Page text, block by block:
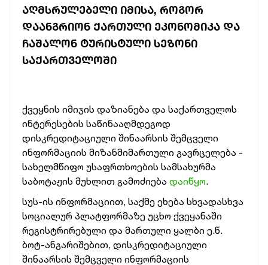
ᲐᲦᲛᲡᲠᲣᲚᲔᲑᲔᲚᲘ ᲘᲛᲘᲡᲐ, ᲠᲝᲒᲝᲠ
ᲓᲐᲐᲜᲒᲠᲘᲝᲜ ᲥᲐᲠᲗᲣᲚᲘ ᲔᲙᲝᲜᲝᲛᲘᲙᲐ ᲓᲐ
ᲩᲐᲨᲐᲚᲝᲜ ᲢᲣᲠᲘᲡᲢᲣᲚᲘ ᲡᲔᲖᲝᲜᲘ
ᲡᲐᲥᲐᲠᲗᲕᲔᲚᲝᲨᲘ
ქვეყნის იმიჯის დაზიანება და საქართველოს
ინტერესების საწინააღმდეგოდ
დისკრედიტაციული შინაარსის შემცველი
ინფორმაციის მიზანმიმართული გავრცელება -
სახელმწიფო უსაფრთხოების სამსახურმა
საბოტაჟის მუხლით გამოძიება დაიწყო.
სუს-ის ინფორმაციით, საქმე ეხება სხვადასხვა
სოციალურ პლატფორმაზე უცხო ქვეყანაში
რეგისტრირებული და მართული ყალბი ე.წ.
ბოტ-ანგარიშებით, დისკრედიტაციული
შინაარსის შემცველი ინფორმაციის